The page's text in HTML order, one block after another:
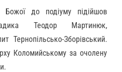
до подіуму підійшов
Теодор Мартинюк,
Тернопільсько-Зборівський.
Коломийському за очолену